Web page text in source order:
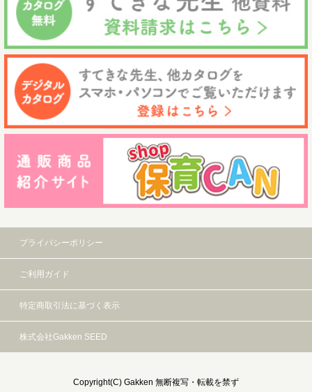
プライバシーポリシー
ご利用ガイド
特定商取引法に基づく表示
株式会社Gakken SEED
Copyright(C) Gakken 無断複写・転載を禁ず